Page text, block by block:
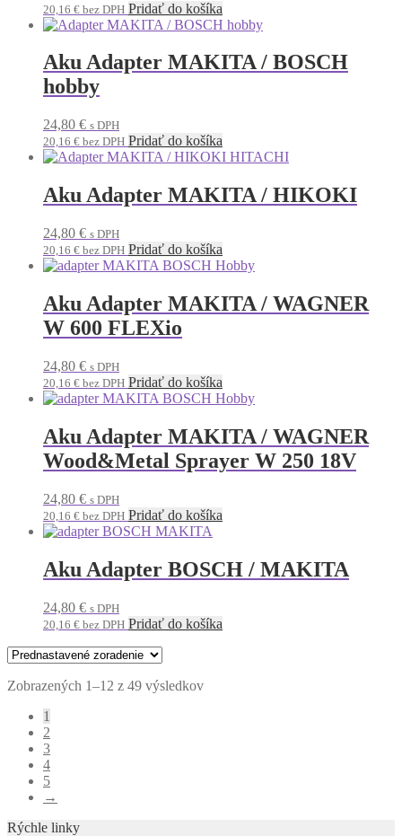
20,16 € bez DPH Pridať do košíka
Aku Adapter MAKITA / BOSCH
hobby
24,80 € s DPH
20,16 € bez DPH Pridať do košíka
Aku Adapter MAKITA / HIKOKI
24,80 € s DPH
20,16 € bez DPH Pridať do košíka
Aku Adapter MAKITA / WAGNER
W 600 FLEXio
24,80 € s DPH
20,16 € bez DPH Pridať do košíka
Aku Adapter MAKITA / WAGNER
Wood&Metal Sprayer W 250 18V
24,80 € s DPH
20,16 € bez DPH Pridať do košíka
Aku Adapter BOSCH / MAKITA
24,80 € s DPH
20,16 € bez DPH Pridať do košíka
Zobrazených 1–12 z 49 výsledkov
1
2
3
4
5
→
Rýchle linky